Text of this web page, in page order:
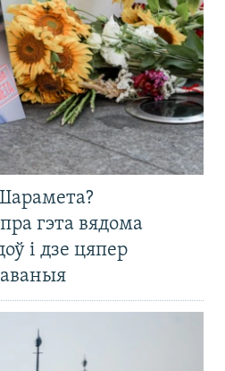
гэта вядома
і дзе цяпер